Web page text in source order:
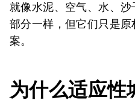
就像水泥、空气、水、
部分一样，但它们只是
案。
为什么适应性